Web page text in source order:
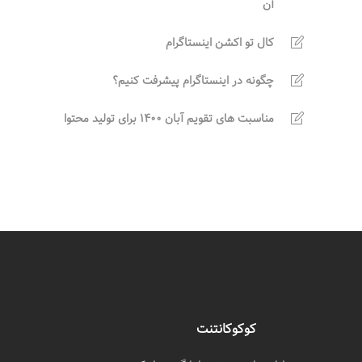
آن
کال تو اکشن اینستاگرام
چگونه در اینستاگرام پیشرفت کنیم؟
مناسبت های تقویم آبان 1400 برای تولید محتوا
کوکوکانتنت